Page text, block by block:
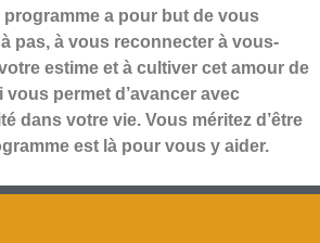
programme a pour but de vous
pas, à vous reconnecter à vous-
estime et à cultiver cet amour de
permet d’avancer avec
dans votre vie. Vous méritez d’être
est là pour vous y aider.